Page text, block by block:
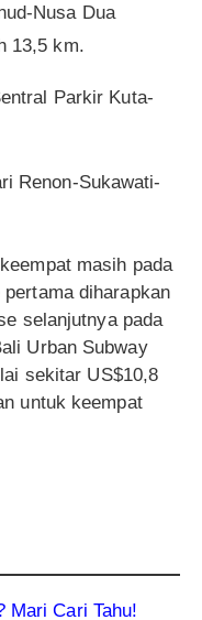
Nusa Dua
13,5 km.
Parkir Kuta-
Renon-Sukawati-
masih pada
diharapkan
selanjutnya pada
Urban Subway
sekitar US$10,8
untuk keempat
Mari Cari Tahu!